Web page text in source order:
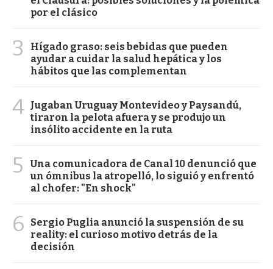
por el clásico
3
Hígado graso: seis bebidas que pueden
ayudar a cuidar la salud hepática y los
hábitos que las complementan
4 Jugaban Uruguay Montevideo y Paysandú,
tiraron la pelota afuera y se produjo un
insólito accidente en la ruta
5
Una comunicadora de Canal 10 denunció que
un ómnibus la atropelló, lo siguió y enfrentó
al chofer: "En shock"
6
Sergio Puglia anunció la suspensión de su
reality: el curioso motivo detrás de la
decisión